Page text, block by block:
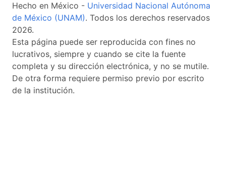
Hecho en México - Universidad Nacional Autónoma
de México (UNAM). Todos los derechos reservados
2026.
Esta página puede ser reproducida con fines no
lucrativos, siempre y cuando se cite la fuente
completa y su dirección electrónica, y no se mutile.
De otra forma requiere permiso previo por escrito
de la institución.